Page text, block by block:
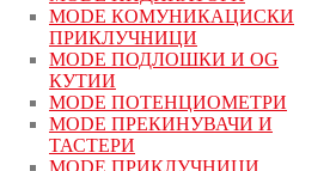
MODE КОМУНИКАЦИСКИ
ПРИКЛУЧНИЦИ
MODE ПОДЛОШКИ И OG
КУТИИ
MODE ПОТЕНЦИОМЕТРИ
MODE ПРEКИНУВАЧИ И
ТАСТЕРИ
MODE ПРИКЛУЧНИЦИ